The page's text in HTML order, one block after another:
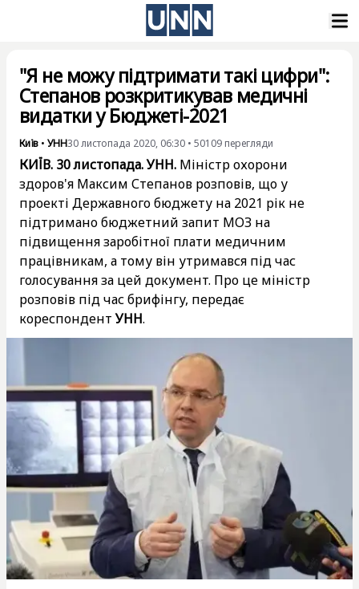
"Я не можу підтримати такі цифри":
Степанов розкритикував медичні
видатки у Бюджеті-2021
Київ • УНН30 листопада 2020, 06:30 • 50109 перегляди
КИЇВ. 30 листопада. УНН. Міністр охорони
здоров'я Максим Степанов розповів, що у
проекті Державного бюджету на 2021 рік не
підтримано бюджетний запит МОЗ на
підвищення заробітної плати медичним
працівникам, а тому він утримався під час
голосування за цей документ. Про це міністр
розповів під час брифінгу, передає
кореспондентУНН.